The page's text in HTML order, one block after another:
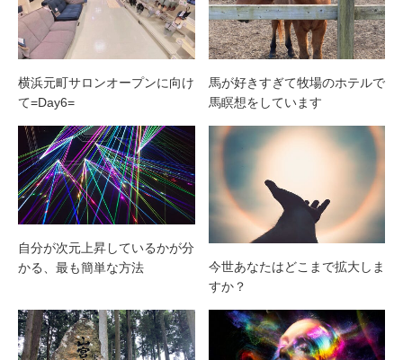
横浜元町サロンオープンに向け
て=Day6=
馬が好きすぎて牧場のホテルで
馬瞑想をしています
自分が次元上昇しているかが分
かる、最も簡単な方法
今世あなたはどこまで拡大しま
すか？